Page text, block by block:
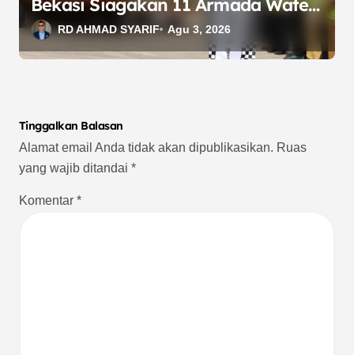
Bekasi Siagakan 11 Armada Water
Trucking
RD AHMAD SYARIF Agu 3, 2026
Tinggalkan Balasan
Alamat email Anda tidak akan dipublikasikan. Ruas
yang wajib ditandai *
Komentar *